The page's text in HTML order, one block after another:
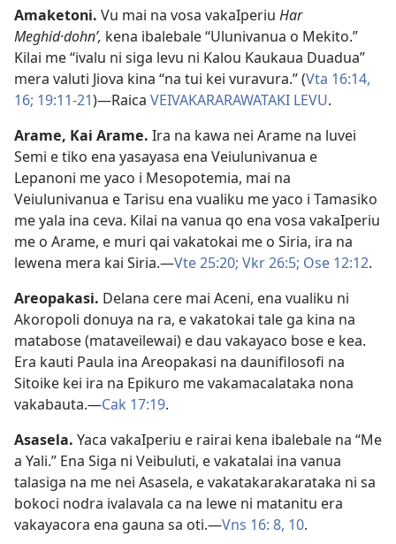
Amaketoni. Vu mai na vosa vakaIperiu Har
Meghid·dohnʹ, kena ibalebale “Ulunivanua o Mekito.”
Kilai me “ivalu ni siga levu ni Kalou Kaukaua Duadua”
mera valuti Jiova kina “na tui kei vuravura.” (Vta 16:14,
16; 19:11-21)​—Raica VEIVAKARARAWATAKI LEVU.
Arame, Kai Arame. Ira na kawa nei Arame na luvei
Semi e tiko ena yasayasa ena Veiulunivanua e
Lepanoni me yaco i Mesopotemia, mai na
Veiulunivanua e Tarisu ena vualiku me yaco i Tamasiko
me yala ina ceva. Kilai na vanua qo ena vosa vakaIperiu
me o Arame, e muri qai vakatokai me o Siria, ira na
lewena mera kai Siria.​—Vte 25:20; Vkr 26:5; Ose 12:12.
Areopakasi. Delana cere mai Aceni, ena vualiku ni
Akoropoli donuya na ra, e vakatokai tale ga kina na
matabose (mataveilewai) e dau vakayaco bose e kea.
Era kauti Paula ina Areopakasi na daunifilosofi na
Sitoike kei ira na Epikuro me vakamacalataka nona
vakabauta.​—Cak 17:19.
Asasela. Yaca vakaIperiu e rairai kena ibalebale na “Me
a Yali.” Ena Siga ni Veibuluti, e vakatalai ina vanua
talasiga na me nei Asasela, e vakatakarakarataka ni sa
bokoci nodra ivalavala ca na lewe ni matanitu era
vakayacora ena gauna sa oti.​—Vns 16: 8, 10.